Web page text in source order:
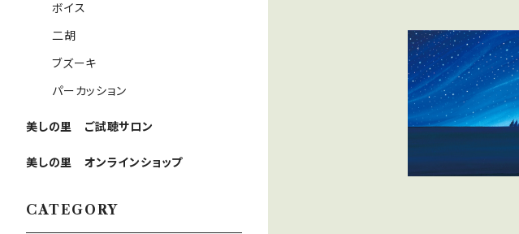
ボイス
二胡
ブズーキ
パーカッション
美しの里 ご試聴サロン
美しの里 オンラインショップ
CATEGORY